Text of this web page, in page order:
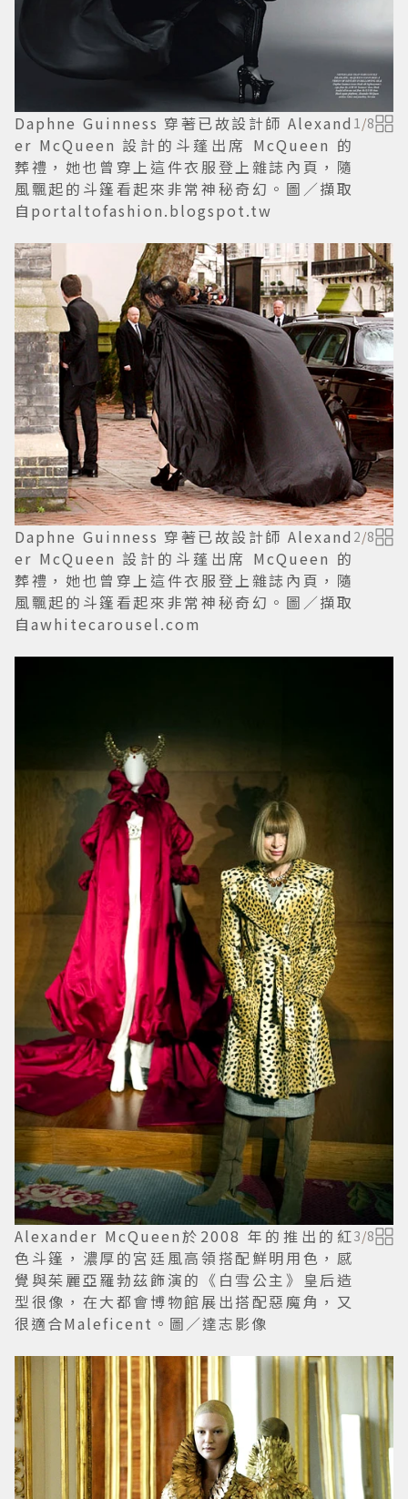
Daphne Guinness 穿著已故設計師 Alexand
er McQueen 設計的斗蓬出席 McQueen 的
葬禮，她也曾穿上這件衣服登上雜誌內頁，隨
風飄起的斗篷看起來非常神秘奇幻。圖／擷取
自portaltofashion.blogspot.tw
1/8
Daphne Guinness 穿著已故設計師 Alexand
er McQueen 設計的斗蓬出席 McQueen 的
葬禮，她也曾穿上這件衣服登上雜誌內頁，隨
風飄起的斗篷看起來非常神秘奇幻。圖／擷取
自awhitecarousel.com
2/8
Alexander McQueen於2008 年的推出的紅
色斗篷，濃厚的宮廷風高領搭配鮮明用色，感
覺與茱麗亞羅勃茲飾演的《白雪公主》皇后造
型很像，在大都會博物館展出搭配惡魔角，又
很適合Maleficent。圖／達志影像
3/8